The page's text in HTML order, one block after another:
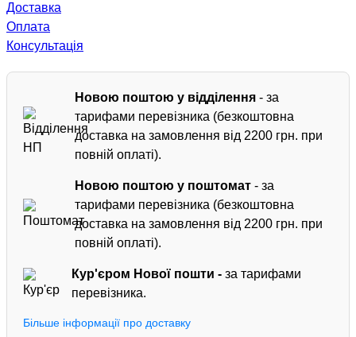
Доставка
Оплата
Консультація
Новою поштою у відділення - за
тарифами перевізника (безкоштовна
доставка на замовлення від 2200 грн. при
повній оплаті).
Новою поштою у поштомат - за
тарифами перевізника (безкоштовна
доставка на замовлення від 2200 грн. при
повній оплаті).
Кур'єром Нової пошти - за тарифами
перевізника.
Більше інформації про доставку